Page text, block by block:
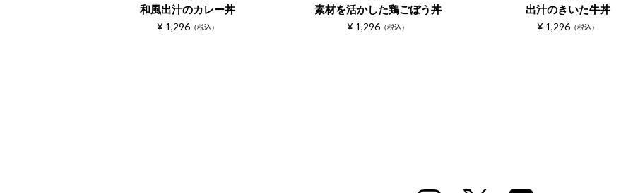
和風出汁のカレー丼
¥ 1,296 税込
素材を活かした鶏ごぼう丼
¥ 1,296 税込
出汁のきいた牛丼
¥ 1,296 税込